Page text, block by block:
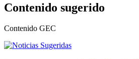
Contenido sugerido
Contenido GEC